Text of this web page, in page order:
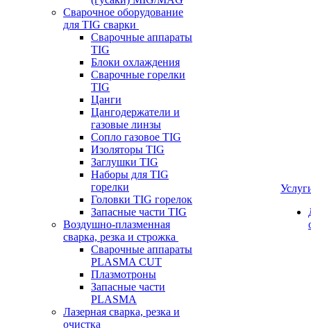
Сварочное оборудование
для TIG сварки
Сварочные аппараты
TIG
Блоки охлаждения
Сварочные горелки
TIG
Цанги
Цангодержатели и
газовые линзы
Сопло газовое TIG
Изоляторы TIG
Заглушки TIG
Наборы для TIG
горелки
Головки TIG горелок
Запасные части TIG
Воздушно-плазменная
сварка, резка и строжка
Сварочные аппараты
PLASMA CUT
Плазмотроны
Запасные части
PLASMA
Лазерная сварка, резка и
очистка